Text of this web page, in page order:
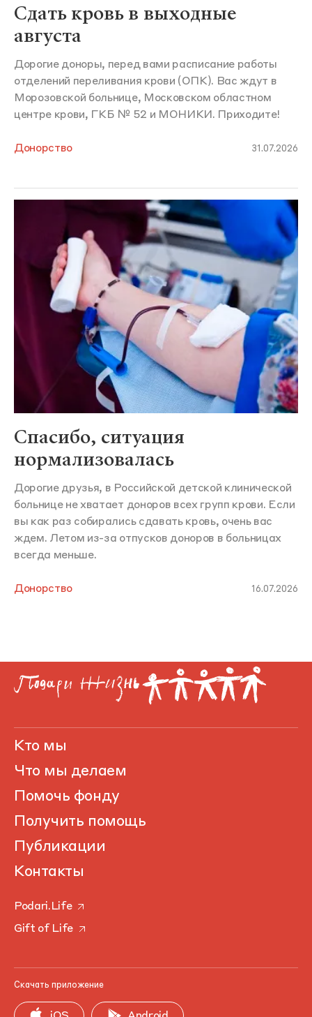
Сдать кровь в выходные
августа
Дорогие доноры, перед вами расписание работы
отделений переливания крови (ОПК). Вас ждут в
Морозовской больнице, Московском областном
центре крови, ГКБ № 52 и МОНИКИ. Приходите!
Донорство 31.07.2026
Спасибо, ситуация
нормализовалась
Дорогие друзья, в Российской детской клинической
больнице не хватает доноров всех групп крови. Если
вы как раз собирались сдавать кровь, очень вас
ждем. Летом из-за отпусков доноров в больницах
всегда меньше.
Донорство 16.07.2026
Кто мы
Что мы делаем
Помочь фонду
Получить помощь
Публикации
Контакты
Podari.Life
Gift of Life
Скачать приложение